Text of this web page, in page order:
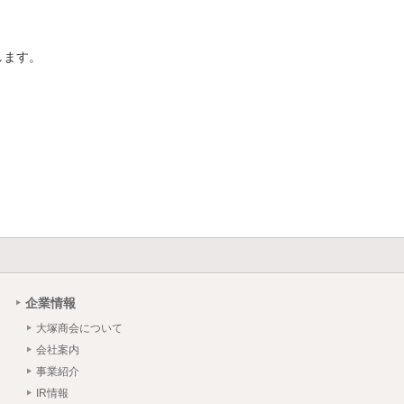
す。
企業情報
大塚商会について
会社案内
事業紹介
IR情報